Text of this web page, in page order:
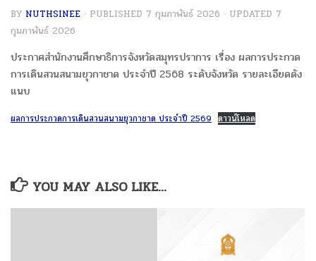
BY NUTHSINEE · PUBLISHED 7 กุมภาพันธ์ 2026 · UPDATED 7
กุมภาพันธ์ 2026
ประกาศสำนักงานศึกษาธิการจังหวัดสมุทรปราการ เรื่อง ผลการประกวด
การเดินสวนสนามยุวกาชาด ประจำปี 2568 ระดับจังหวัด รายละเอียดดัง
แนบ
ผลการประกวดการเดินสวนสนามยุวกาชาด ประจำปี 2569 ดาวน์โหลด
YOU MAY ALSO LIKE...